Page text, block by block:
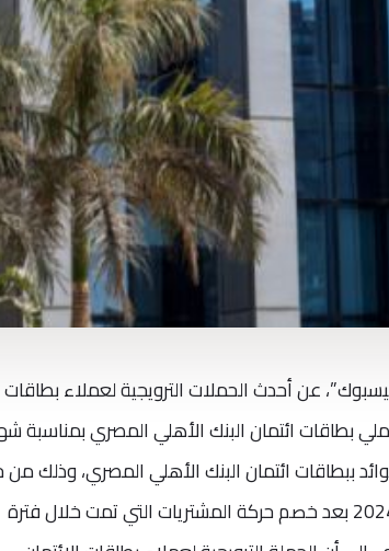
عن أحدث الحملات الترويجية لعملاء بطاقات
بطاقات ائتمان البنك الأهلي المصري بمناسبة
المشتريات على 6 شهور بدون فوائد ببطاقات ائتمان البنك الأهلي المصري، وذلك
الاتصال على 19623، في موعد أقصاه يوم 31 مارس 2024 بعد خصم حركة المشتريات التي تمت خلال فترة